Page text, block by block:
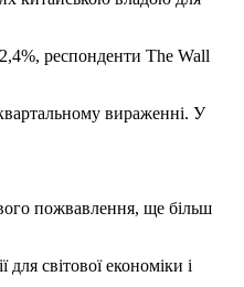
респонденти The Wall
вираженні. У
пожвавлення, ще більш
світової економіки і